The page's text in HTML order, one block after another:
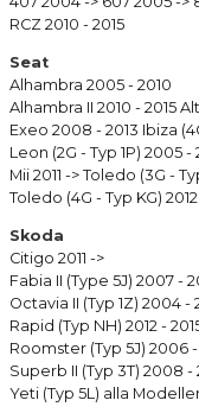
RCZ 2010 - 2015
Seat
Alhambra 2005 - 2010
Alhambra II 2010 - 2015
Exeo 2008 - 2013 Ibiza
Leon (2G - Typ 1P) 2005 -
Mii 2011 -> Toledo (3G -
Toledo (4G - Typ KG) 2012
Skoda
Citigo 2011 ->
Fabia II (Type 5J) 2007 -
Octavia II (Typ 1Z) 2004 -
Rapid (Typ NH) 2012 -
Roomster (Typ 5J) 2006
Superb II (Typ 3T) 2008 -
Yeti (Typ 5L) alla